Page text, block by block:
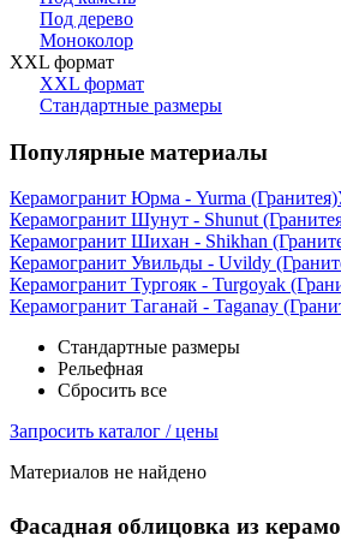
Под дерево
Моноколор
XXL формат
XXL формат
Стандартные размеры
Популярные материалы
Керамогранит Юрма - Yurma (Гранитея)
Керамогранит Шунут - Shunut
Керамогранит Шихан - Shikhan
Керамогранит Увильды - Uvildy
Керамогранит Тургояк - Turgoyak
Керамогранит Таганай - Taganay
Стандартные размеры
Рельефная
Сбросить все
Запросить каталог / цены
Материалов не найдено
Фасадная облицовка из